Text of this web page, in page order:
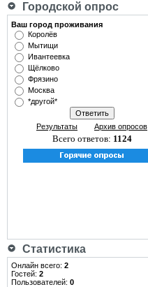
Городской опрос
Ваш город проживания
Королёв
Мытищи
Ивантеевка
Щёлково
Фрязино
Москва
*другой*
Результаты Архив опросов
Всего ответов: 1124
Статистика
Онлайн всего: 2
Гостей: 2
Пользователей: 0